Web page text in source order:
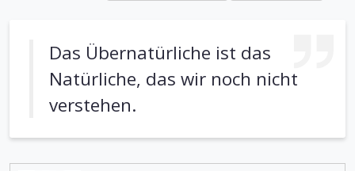
Das Übernatürliche ist das
Natürliche, das wir noch nicht
verstehen.